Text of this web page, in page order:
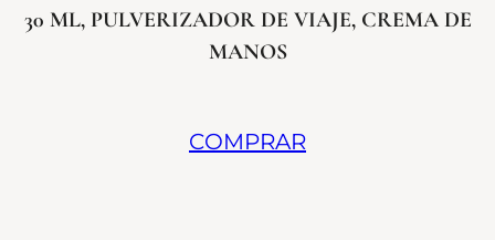
30 ML, PULVERIZADOR DE VIAJE, CREMA DE
MANOS
COMPRAR